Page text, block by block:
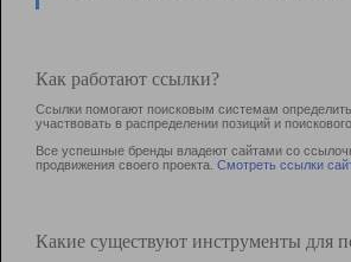
Как работают ссылки?
Ссылки помогают поисковым системам
участвовать в раcпределении позиций и
Все успешные бренды владеют сайтами со
продвижения своего проекта. Смотреть ссылки
Какие существуют инструменты для